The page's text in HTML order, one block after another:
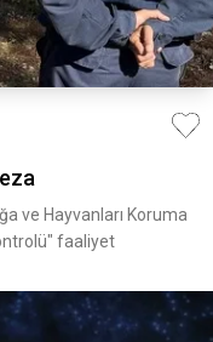
ve Hayvanları Koruma
faaliyet